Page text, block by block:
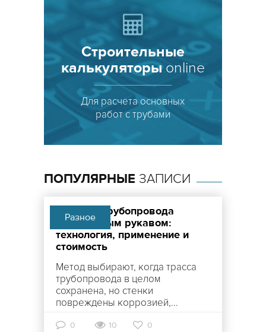
Строительные
калькуляторы online
ПОПУЛЯРНЫЕ ЗАПИСИ
Разное
Санация трубопровода
полимерным рукавом:
технология, применение и
стоимость
Метод выбирают, когда трасса
трубопровода в целом
сохранена, но стенки
повреждены коррозией,...
0 10 0